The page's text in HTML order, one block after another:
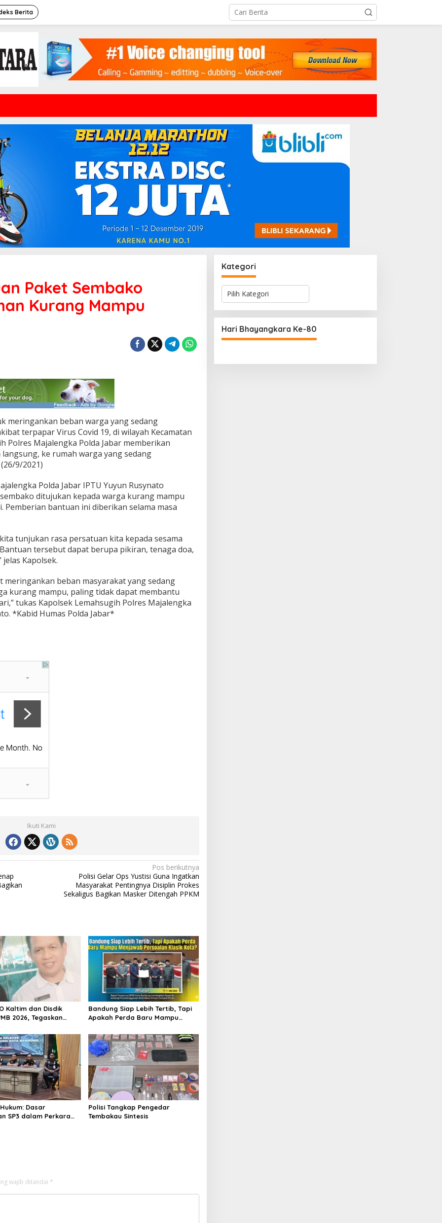
Berita
Paket Sembako
Kurang Mampu
meringankan beban warga yang sedang
terpapar Virus Covid 19, di wilayah Kecamatan
Polres Majalengka Polda Jabar memberikan
ke rumah warga yang sedang
9/2021)
Polda Jabar IPTU Yuyun Rusynato
ditujukan kepada warga kurang mampu
Pemberian bantuan ini diberikan selama masa
tunjukan rasa persatuan kita kepada sesama
tersebut dapat berupa pikiran, tenaga doa,
Kapolsek.
meringankan beban masyarakat yang sedang
kurang mampu, paling tidak dapat membantu
tukas Kapolsek Lemahsugih Polres Majalengka
*Kabid Humas Polda Jabar*
Ikuti Kami
Pos berikutnya
Polisi Gelar Ops Yustisi Guna Ingatkan
Masyarakat Pentingnya Disiplin Prokes
Sekaligus Bagikan Masker Ditengah PPKM
Kaltim dan Disdik
2026, Tegaskan
Calon Murid
Bandung Siap Lebih Tertib, Tapi
Apakah Perda Baru Mampu
Kota?
Dasar
SP3 dalam Perkara
Polisi Tangkap Pengedar
Tembakau Sintesis
wajib ditandai *
Kategori
K
e
g
o
r
Hari Bhayangkara Ke-80